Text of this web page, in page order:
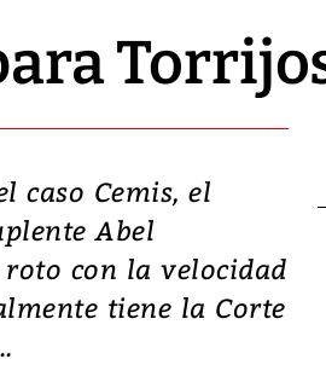
caso Cemis, el
Abel
con la velocidad
tiene la Corte
la ‘zambianización’
que Panamá